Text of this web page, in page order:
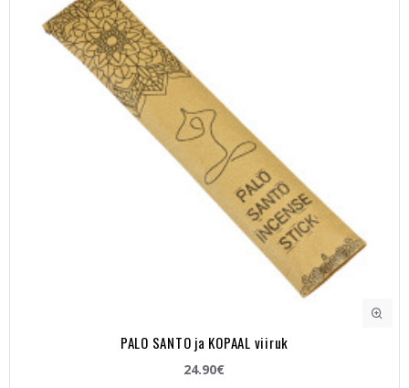
PALO SANTO ja KOPAAL viiruk
24.90€